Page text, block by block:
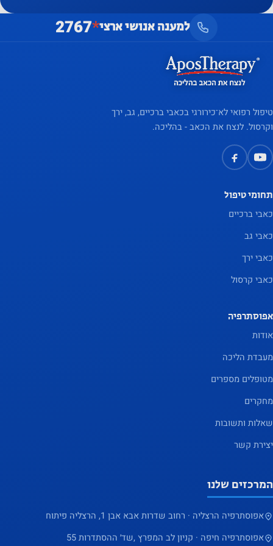
למענה אנושי ארצי*
2767
טיפול רפואי לא־כירורגי בכאבי ברכיים, גב, ירך
וקרסול. לנצח את הכאב - בהליכה.
תחומי טיפול
כאבי ברכיים
כאבי גב
כאבי ירך
כאבי קרסול
אפוסתרפיה
אודות
מעבדת הליכה
מטופלים מספרים
מחקרים
שאלות ותשובות
יצירת קשר
המרכזים שלנו
אפוסתרפיה הרצליה · רחוב שדרות אבא אבן 1, הרצליה פיתוח
אפוסתרפיה חיפה · קניון לב המפרץ ,שד׳ ההסתדרות 55
מגדיל את
הסיכוי
אישית